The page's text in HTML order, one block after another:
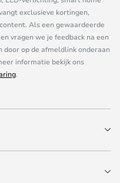
exclusieve kortingen,
Als een gewaardeerde
vragen we je feedback na een
door op de afmeldlink onderaan
informatie bekijk ons
.